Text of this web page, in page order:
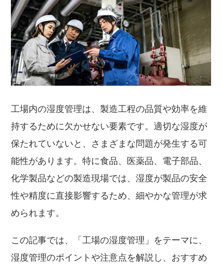
工場内の湿度管理は、製造工程の品質や効率を維
持するために欠かせない要素です。適切な湿度が
保たれていないと、さまざまな問題が発生する可
能性があります。特に食品、医薬品、電子部品、
化学製品などの製造現場では、湿度が製品の安全
性や精度に直接影響するため、細やかな管理が求
められます。
この記事では、「工場の湿度管理」をテーマに、
湿度管理のポイントや注意点を解説し、おすすめ